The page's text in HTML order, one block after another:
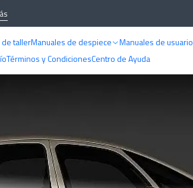
tallerManuales de despiece Manuales de usuario
Términos y CondicionesCentro de Ayuda